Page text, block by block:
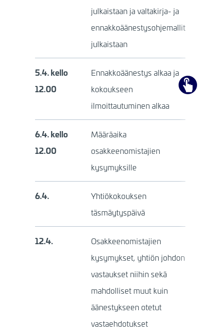
julkaistaan ja valtakirja- ja
ennakkoäänestysohjemallit
julkaistaan
5.4.kello
12.00
Ennakkoäänestys alkaa ja
kokoukseen
ilmoittautuminen alkaa
6.4. kello
12.00
Määräaika
osakkeenomistajien
kysymyksille
6.4.
Yhtiökokouksen
täsmäytyspäivä
12.4.
Osakkeenomistajien
kysymykset, yhtiön johdon
vastaukset niihin sekä
mahdolliset muut kuin
äänestykseen otetut
vastaehdotukset